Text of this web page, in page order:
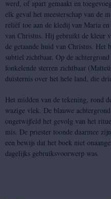
werd, of apart gemaakt en
elk geval het meesterschap van de
reliëf toe aan de kledij van Maria en
van Christus. Hij gebruikt de kleur
de getaande huid van Christus.
subtiel zichtbaar. Op de
fonkelende sterren zichtbaar
duisternis over het hele land, die
Het midden van de tekening, rond
wazige vlek. De blauwe
ongetwijfeld het gevolg van het
mis. De priester toonde daarmee
een bewijs dat het boek niet
dagelijks gebruiksvoorwerp was.